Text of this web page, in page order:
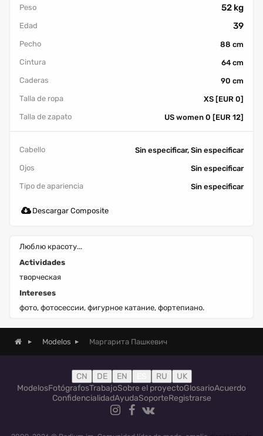
Peso 52 kg
Edad 39
Pecho
88 cm
Cintura
64 cm
Caderas
90 cm
Talla de ropa
XS [EUR 0]
Talla de zapato
US women 0 [EUR 12]
Cabello
Sin especificar, Sin especificar
Ojos
Sin especificar
Tipo de apariencia
Sin especificar
Descargar Composite
Люблю красоту...
Actividades
творческая
Intereses
фото, фотосессии, фигурное катание, фортепиано.
Modelos Маргарита Пашкевич
CN DE EN RU
UK
ModelosFotógrafosTrabajoSobre el proyectoGlosarioAcuerdo
ConfidencialidadAyudaSoporteRegistrarse